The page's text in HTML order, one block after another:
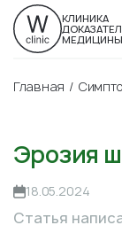
КЛИНИКА
МЕДИЦИНЫ
Главная
Эрозия
18.05.2024
Статья